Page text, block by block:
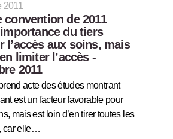
2011
convention de 2011
du tiers
l’accès aux soins, mais
limiter l’accès -
2011
acte des études montrant
est un facteur favorable pour
mais est loin d’en tirer toutes les
car elle…